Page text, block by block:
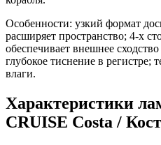
Особенности: узкий формат
расширяет пространство; 4-х
обеспечивает внешнее
глубокое тиснение в регистре;
влаги.
Характеристики
CRUISE Costa /